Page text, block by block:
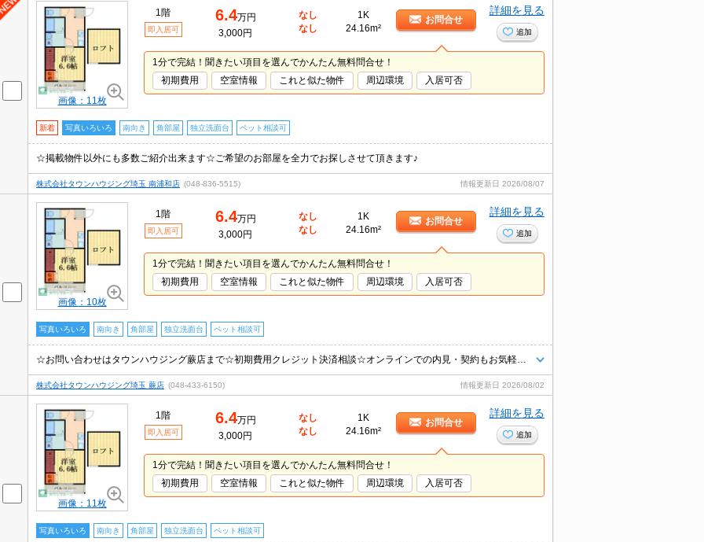
画像：11枚
1階
即入居可
6.4万円
3,000円
なし
なし
1K
24.16m²
お問合せ
詳細を見る
追加
1分で完結！聞きたい項目を選んでかんたん無料問合せ！
初期費用
空室情報 これと似た物件 周辺環境 入居可否
新着 写真いろいろ 南向き 角部屋 独立洗面台 ペット相談可
☆掲載物件以外にも多数ご紹介出来ます☆ご希望のお部屋を全力でお探しさせて頂きます♪
株式会社タウンハウジング埼玉 南浦和店 (048-836-5515) 情報更新日 2026/08/07
画像：10枚
1階
即入居可
6.4万円
3,000円
なし
なし
1K
24.16m²
お問合せ
詳細を見る
追加
1分で完結！聞きたい項目を選んでかんたん無料問合せ！
初期費用
空室情報 これと似た物件 周辺環境 入居可否
写真いろいろ 南向き 角部屋 独立洗面台 ペット相談可
株式会社タウンハウジング埼玉 蕨店 (048-433-6150) 情報更新日 2026/08/02
画像：11枚
1階
即入居可
6.4万円
3,000円
なし
なし
1K
24.16m²
お問合せ
詳細を見る
追加
1分で完結！聞きたい項目を選んでかんたん無料問合せ！
初期費用
空室情報 これと似た物件 周辺環境 入居可否
写真いろいろ 南向き 角部屋 独立洗面台 ペット相談可